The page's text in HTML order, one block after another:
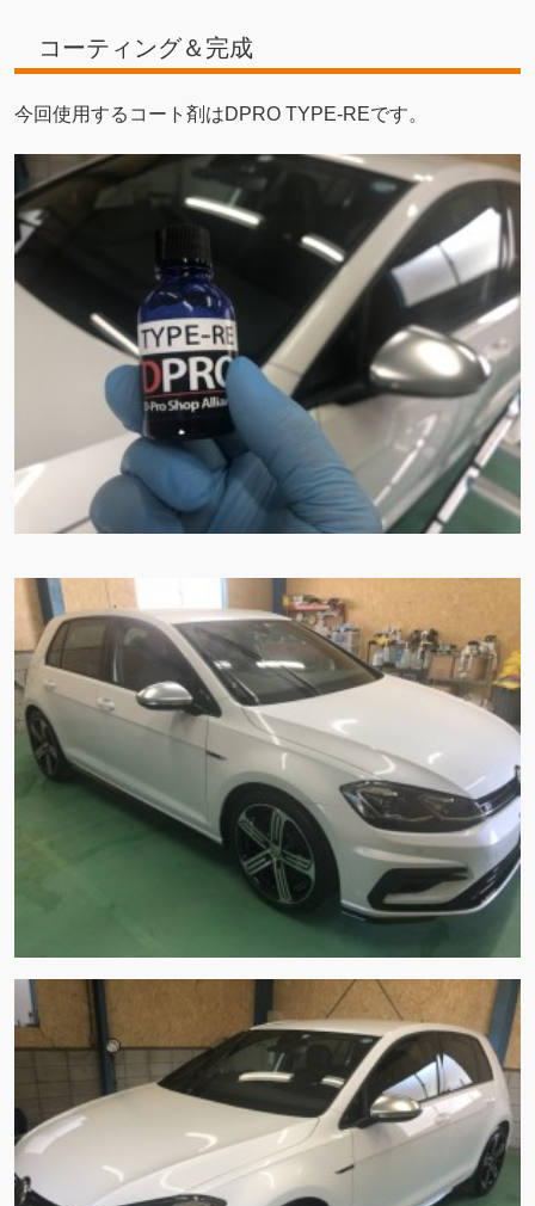
コーティング＆完成
今回使用するコート剤はDPRO TYPE-REです。